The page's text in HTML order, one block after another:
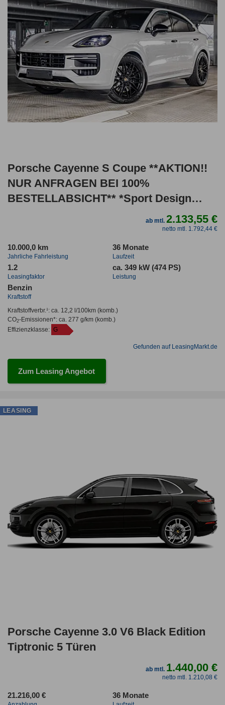
Porsche Cayenne S Coupe **AKTION!!
NUR ANFRAGEN BEI 100%
BESTELLABSICHT** *Sport Design
ab mtl.2.133,55 €
netto mtl. 1.792,44 €
10.000,0 km
Jahrliche Fahrleistung
36 Monate
Laufzeit
1.2
Leasingfaktor
ca. 349 kW (474 PS)
Leistung
Benzin
Kraftstoff
Kraftstoffverbr.¹: ca. 12,2 l/100km(komb.)
CO2-Emissionen*: ca. 277 g/km(komb.)
Effizienzklasse: G
Gefunden auf LeasingMarkt.de
Zum Leasing Angebot
Porsche Cayenne 3.0 V6 Black Edition
Tiptronic 5 Türen
ab mtl. 1.440,00 €
netto mtl. 1.210,08 €
21.216,00 € 36 Monate
LEASING